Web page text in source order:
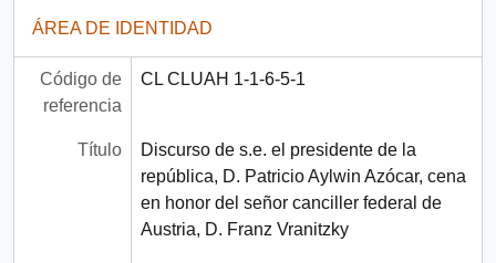
ÁREA DE IDENTIDAD
Código de
referencia
CL CLUAH 1-1-6-5-1
Título
Discurso de s.e. el presidente de la
república, D. Patricio Aylwin Azócar, cena
en honor del señor canciller federal de
Austria, D. Franz Vranitzky